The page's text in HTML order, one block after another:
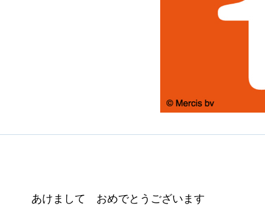
あけまして おめでとうございます